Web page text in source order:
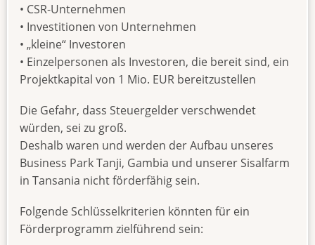
• CSR-Unternehmen
• Investitionen von Unternehmen
• „kleine“ Investoren
• Einzelpersonen als Investoren, die bereit sind, ein
Projektkapital von 1 Mio. EUR bereitzustellen
Die Gefahr, dass Steuergelder verschwendet
würden, sei zu groß.
Deshalb waren und werden der Aufbau unseres
Business Park Tanji, Gambia und unserer Sisalfarm
in Tansania nicht förderfähig sein.
Folgende Schlüsselkriterien könnten für ein
Förderprogramm zielführend sein: